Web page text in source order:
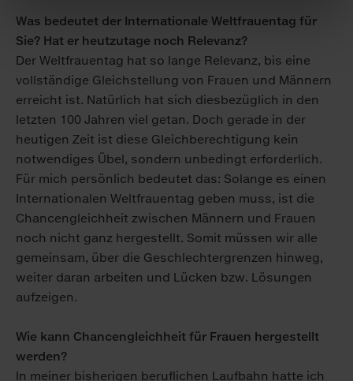
Was bedeutet der Internationale Weltfrauentag für
Sie? Hat er heut­zu­tage noch Relevanz?
Der Weltfrauentag hat so lange Relevanz, bis eine
vollständige Gleichstellung von Frauen und Männern
erreicht ist. Natürlich hat sich diesbezüglich in den
letzten 100 Jahren viel getan. Doch gerade in der
heutigen Zeit ist diese Gleichberechtigung kein
notwendiges Übel, sondern unbedingt erforderlich.
Für mich persönlich bedeutet das: Solange es einen
Internationalen Welt­frauen­tag geben muss, ist die
Chancen­gleichheit zwischen Männern und Frauen
noch nicht ganz her­gestellt. Somit müssen wir alle
gemeinsam, über die Geschlechter­grenzen hinweg,
weiter daran arbeiten und Lücken bzw. Lösungen
aufzeigen.
Wie kann Chancengleichheit für Frauen hergestellt
werden?
In meiner bis­herigen be­ruflichen Lauf­bahn hatte ich